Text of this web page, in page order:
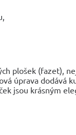
plošek (fazet),
úprava dodává
jsou krásným